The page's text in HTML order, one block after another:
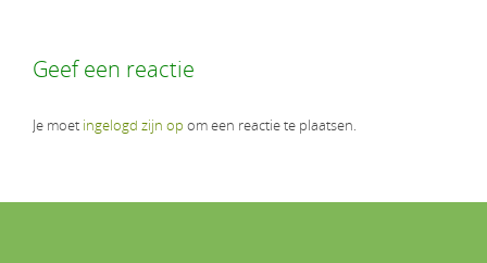
Geef een reactie
Je moet ingelogd zijn op om een reactie te plaatsen.